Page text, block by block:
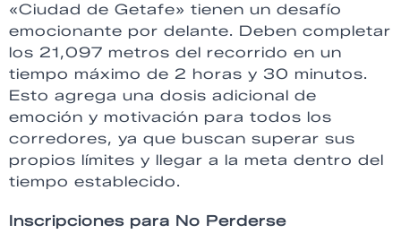
«Ciudad de Getafe» tienen un desafío
emocionante por delante. Deben completar
los 21,097 metros del recorrido en un
tiempo máximo de 2 horas y 30 minutos.
Esto agrega una dosis adicional de
emoción y motivación para todos los
corredores, ya que buscan superar sus
propios límites y llegar a la meta dentro del
tiempo establecido.
Inscripciones para No Perderse